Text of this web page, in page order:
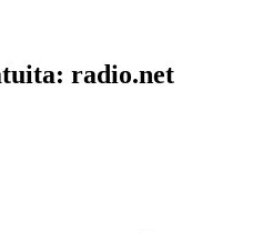
radio.net